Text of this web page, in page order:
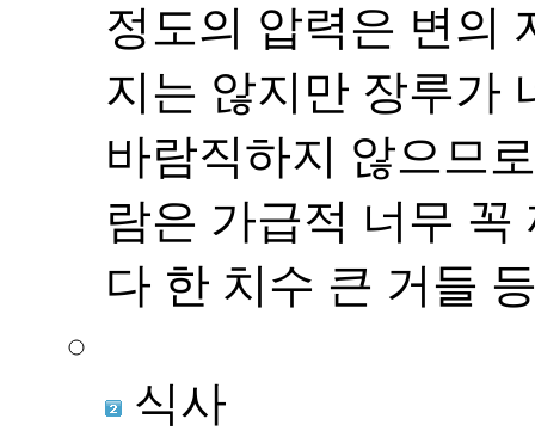
정도의 압력은 변의
지는 않지만 장루가
바람직하지 않으므
람은 가급적 너무
다 한 치수 큰 거들
식사